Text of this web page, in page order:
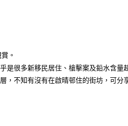
。
是很多新移民居住、槍擊案及鉛水含量
，不知有沒有在啟晴邨住的街坊，可分